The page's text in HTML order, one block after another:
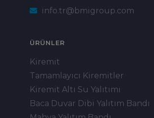
info.tr@bmigroup.com
ÜRÜNLER
Kiremit
Tamamlayıcı Kiremitler
Kiremit Altı Su Yalıtımı
Baca Duvar Dibi Yalıtım Bandı